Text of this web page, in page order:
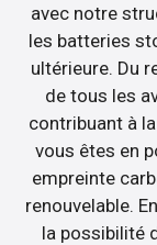
avec notre
les batteries
ultérieure. Du
de tous les
contribuant à
vous êtes en
empreinte
renouvelable.
la possibilité